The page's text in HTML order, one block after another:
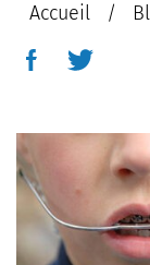
Accueil /